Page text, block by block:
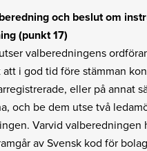
och beslut om
(punkt 17)
valberedningens
att i god tid före stämman
eller på annat
och be dem utse två
Varvid valberedningen
av Svensk kod för